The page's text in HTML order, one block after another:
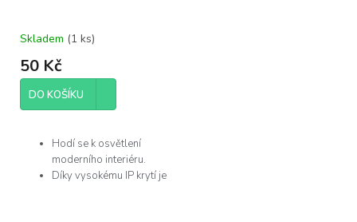
Skladem (1 ks)
50 Kč
DO KOŠÍKU
Hodí se k osvětlení
moderního interiéru.
Díky vysokému IP krytí je